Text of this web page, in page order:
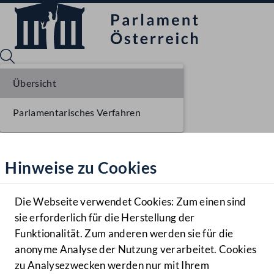
Hilfe
Benutzer
Navigationsmenü öffnen
MENÜ
Hinweise zu Cookies
Die Webseite verwendet Cookies: Zum einen sind
sie erforderlich für die Herstellung der
Funktionalität. Zum anderen werden sie für die
anonyme Analyse der Nutzung verarbeitet. Cookies
zu Analysezwecken werden nur mit Ihrem
Übersicht
Parlamentarisches Verfahren